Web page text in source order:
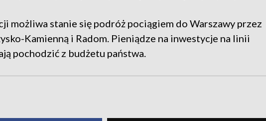
możliwa stanie się podróż pociągiem do Warszawy przez
Kamienną i Radom. Pieniądze na inwestycje na linii
pochodzić z budżetu państwa.